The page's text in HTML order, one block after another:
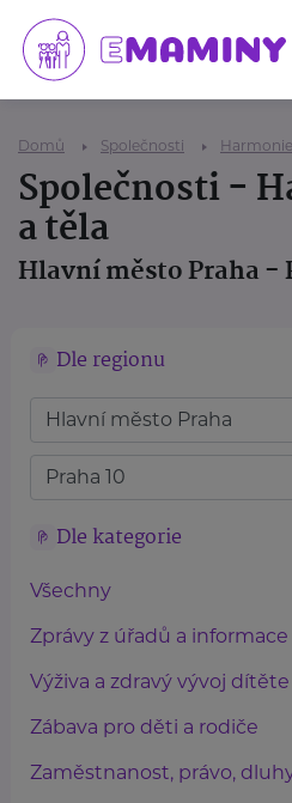
Domů Společnosti
Společnosti -
a těla
Hlavní město Praha -
Dle regionu
Dle kategorie
Všechny
Zprávy z úřadů a
Výživa a zdravý vývoj dítěte
Zábava pro děti a rodiče
Zaměstnanost, právo,